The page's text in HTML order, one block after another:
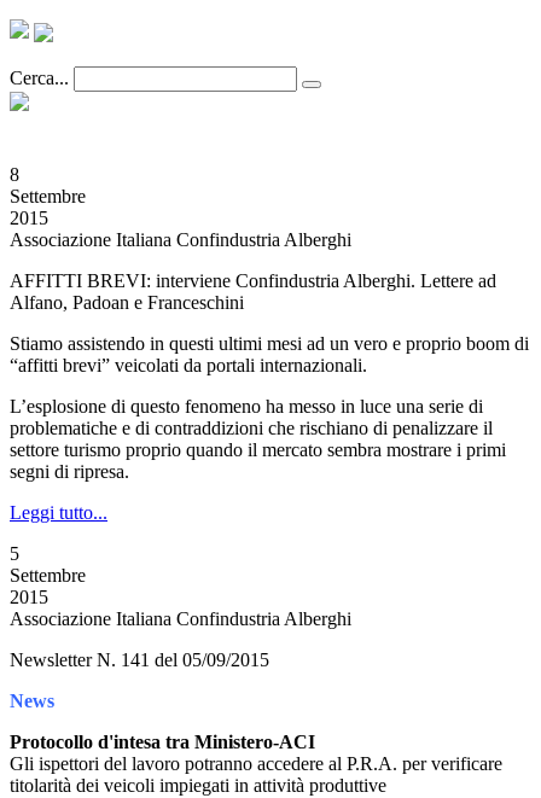
Cerca...
8
Settembre
2015
Associazione Italiana Confindustria Alberghi
AFFITTI BREVI: interviene Confindustria Alberghi. Lettere ad
Alfano, Padoan e Franceschini
Stiamo assistendo in questi ultimi mesi ad un vero e proprio boom di
“affitti brevi” veicolati da portali internazionali.
L’esplosione di questo fenomeno ha messo in luce una serie di
problematiche e di contraddizioni che rischiano di penalizzare il
settore turismo proprio quando il mercato sembra mostrare i primi
segni di ripresa.
Leggi tutto...
5
Settembre
2015
Associazione Italiana Confindustria Alberghi
Newsletter N. 141 del 05/09/2015
News
Protocollo d'intesa tra Ministero-ACI
Gli ispettori del lavoro potranno accedere al P.R.A. per verificare
titolarità dei veicoli impiegati in attività produttive